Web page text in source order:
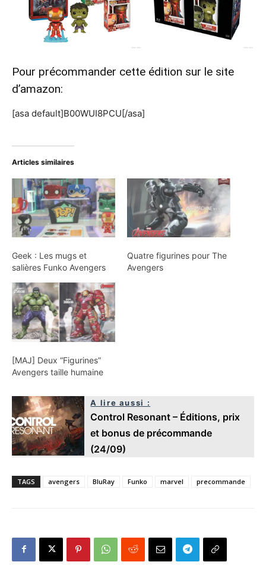
Pour précommander cette édition sur le site
d’amazon:
[asa default]B00WUI8PCU[/asa]
Articles similaires
Geek : Les mugs et
salières Funko Avengers
Quatre figurines pour The
Avengers
[MAJ] Deux “Figurines”
Avengers taille humaine
A lire aussi :
Control Resonant – Éditions, prix
et bonus de précommande
(24/09)
TAGS avengers BluRay Funko marvel precommande